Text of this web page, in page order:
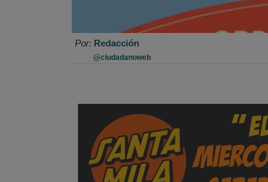
Por: Redacción
@ciudadanoweb